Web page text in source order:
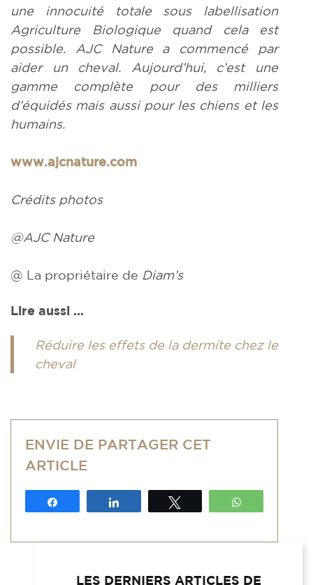
une innocuité totale sous labellisation
Agriculture Biologique quand cela est
possible. AJC Nature a commencé par
aider un cheval. Aujourd’hui, c’est une
gamme complète pour des milliers
d’équidés mais aussi pour les chiens et les
humains.
www.ajcnature.com
Crédits photos
@AJC Nature
@ La propriétaire de Diam’s
Lire aussi …
Réduire les effets de la dermite chez le
cheval
ENVIE DE PARTAGER CET
ARTICLE
LES DERNIERS ARTICLES DE